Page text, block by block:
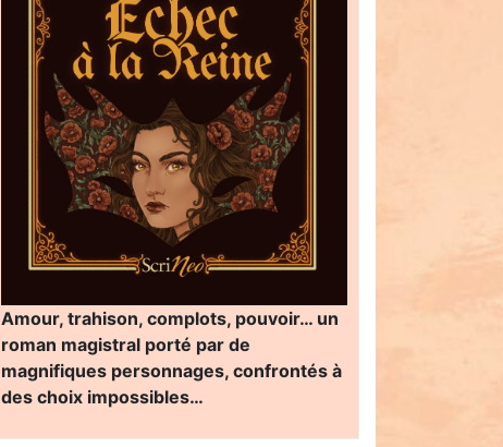
Amour, trahison, complots, pouvoir… un
roman magistral porté par de
magnifiques personnages, confrontés à
des choix impossibles…